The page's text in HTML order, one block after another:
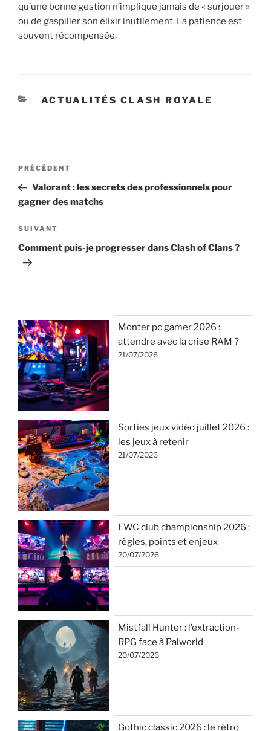
qu’une bonne gestion n’implique jamais de « surjouer »
ou de gaspiller son élixir inutilement. La patience est
souvent récompensée.
CATÉGORIES
ACTUALITÉS CLASH ROYALE
Navigation
l’article
Article
précédent
PRÉCÉDENT
Valorant : les secrets des professionnels pour
gagner des matchs
Article
suivant
SUIVANT
Comment puis-je progresser dans Clash of Clans ?
Monter pc gamer 2026 :
attendre avec la crise RAM ?
21/07/2026
Sorties jeux vidéo juillet 2026 :
les jeux à retenir
21/07/2026
EWC club championship 2026 :
règles, points et enjeux
20/07/2026
Mistfall Hunter : l’extraction-
RPG face à Palworld
20/07/2026
Gothic classic 2026 : le rétro